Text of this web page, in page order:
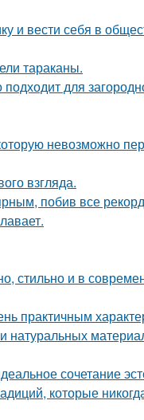
и вести себя в
тараканы.
для
невозможно
взгляда.
побив все
стильно и в
практичным
натуральных
сочетание
которые